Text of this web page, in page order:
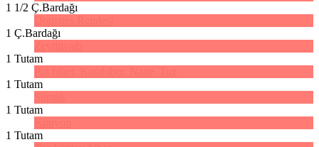
1 1/2 Ç.Bardağı
1 Ç.Bardağı
1 Tutam
1 Tutam
1 Tutam
1 Tutam